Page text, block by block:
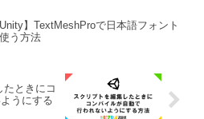
Unity】TextMeshProで日本語フォント
う方法
たときにコ
うにする